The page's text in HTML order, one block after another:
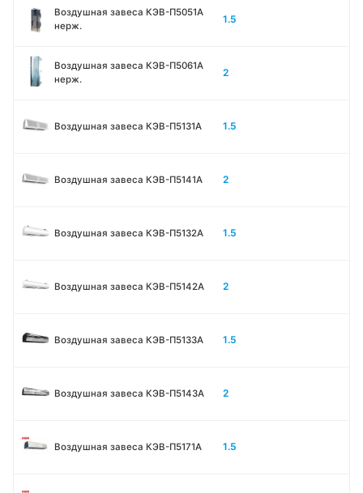
Воздушная завеса КЭВ-П5051A
нерж.
1.5
Воздушная завеса КЭВ-П5061A
нерж.
2
Воздушная завеса КЭВ-П5131А 1.5
Воздушная завеса КЭВ-П5141А 2
Воздушная завеса КЭВ-П5132А 1.5
Воздушная завеса КЭВ-П5142А 2
Воздушная завеса КЭВ-П5133A 1.5
Воздушная завеса КЭВ-П5143A 2
Воздушная завеса КЭВ-П5171А 1.5